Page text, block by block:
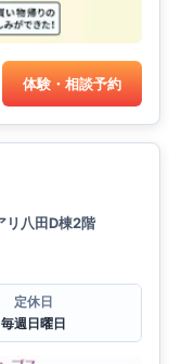
体験・相談予約
リ八田D棟2階
定休日
毎週日曜日